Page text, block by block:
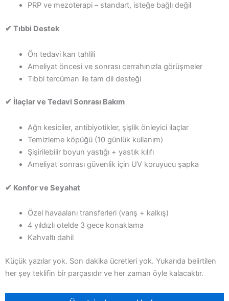
PRP ve mezoterapi – standart, isteğe bağlı değil
✔ Tıbbi Destek
Ön tedavi kan tahlili
Ameliyat öncesi ve sonrası cerrahınızla görüşmeler
Tıbbi tercüman ile tam dil desteği
✔ İlaçlar ve Tedavi Sonrası Bakım
Ağrı kesiciler, antibiyotikler, şişlik önleyici ilaçlar
Temizleme köpüğü (10 günlük kullanım)
Şişirilebilir boyun yastığı + yastık kılıfı
Ameliyat sonrası güvenlik için UV koruyucu şapka
✔ Konfor ve Seyahat
Özel havaalanı transferleri (varış + kalkış)
4 yıldızlı otelde 3 gece konaklama
Kahvaltı dahil
Küçük yazılar yok. Son dakika ücretleri yok. Yukarıda belirtilen
her şey teklifin bir parçasıdır ve her zaman öyle kalacaktır.